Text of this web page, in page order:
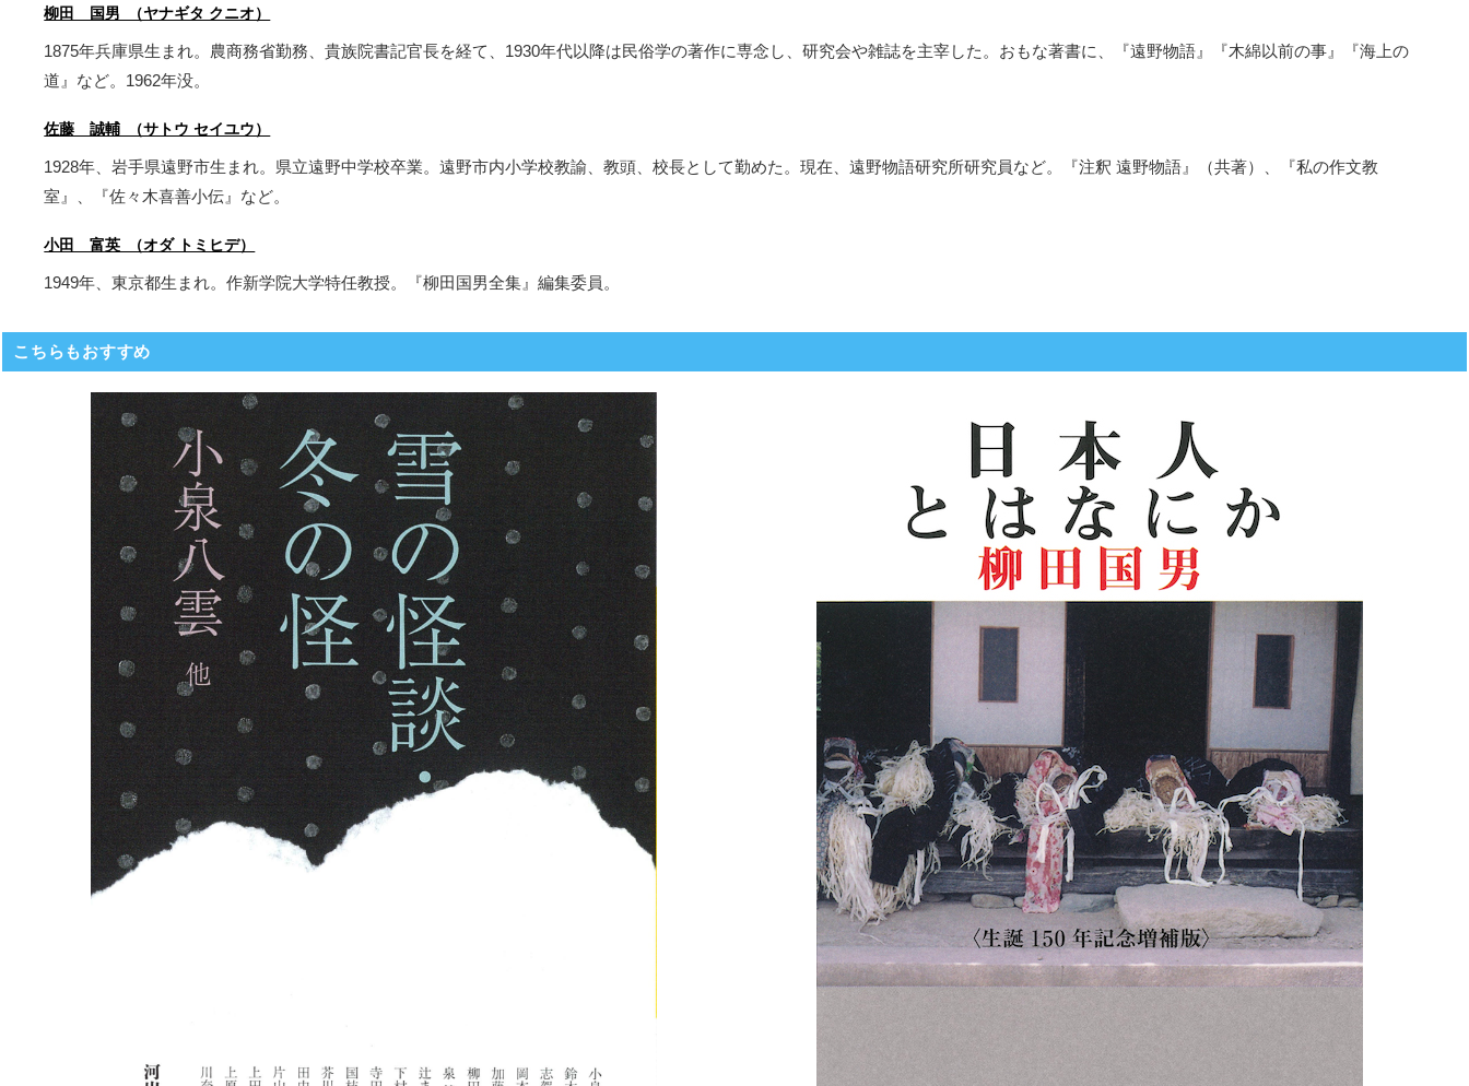
柳田 国男 （ヤナギタ クニオ）
1875年兵庫県生まれ。農商務省勤務、貴族院書記官長を経て、1930年代以降は民俗学の著作に専念し、研究会や雑誌を主宰した。おもな著書に、『遠野物語』『木綿以前の事』『海上の
道』など。1962年没。
佐藤 誠輔 （サトウ セイユウ）
1928年、岩手県遠野市生まれ。県立遠野中学校卒業。遠野市内小学校教諭、教頭、校長として勤めた。現在、遠野物語研究所研究員など。『注釈 遠野物語』（共著）、『私の作文教
室』、『佐々木喜善小伝』など。
小田 富英 （オダ トミヒデ）
1949年、東京都生まれ。作新学院大学特任教授。『柳田国男全集』編集委員。
こちらもおすすめ